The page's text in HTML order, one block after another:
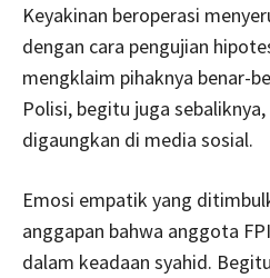
Keyakinan beroperasi
dengan cara pengujian
mengklaim pihaknya benar-
Polisi, begitu juga
digaungkan di media sosial.
Emosi empatik yang
anggapan bahwa anggota
dalam keadaan syahid.